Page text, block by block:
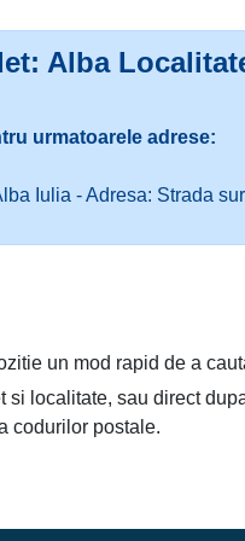
Alba
urmatoarele adrese:
Iulia - Adresa: Strada
un mod rapid de a
si localitate, sau direct
codurilor postale.